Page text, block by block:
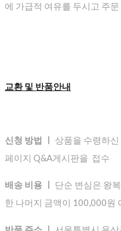
에 가급적 여유를 두시고 주
교환 및 반품안내
신청 방법 ㅣ 상품을 수령하
페이지 Q&A게시판을 접수
배송 비용 ㅣ
단순 변심은 왕
한 나머지 금액이 100,000원